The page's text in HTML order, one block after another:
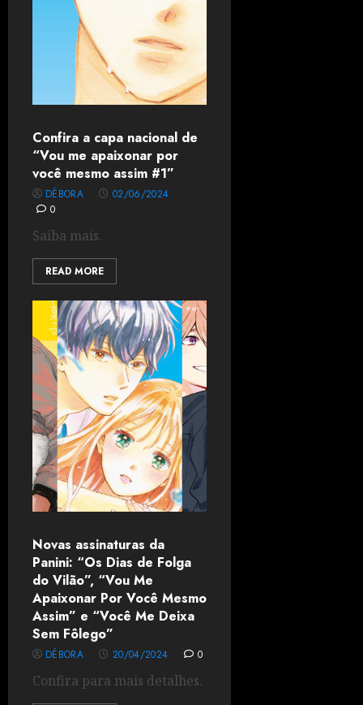
Confira a capa nacional de
“Vou me apaixonar por
você mesmo assim #1”
DÉBORA
02/06/2024
0
Saiba mais.
READ MORE
Novas assinaturas da
Panini: “Os Dias de Folga
do Vilão”, “Vou Me
Apaixonar Por Você Mesmo
Assim” e “Você Me Deixa
Sem Fôlego”
DÉBORA 20/04/2024 0
Confira para mais detalhes.